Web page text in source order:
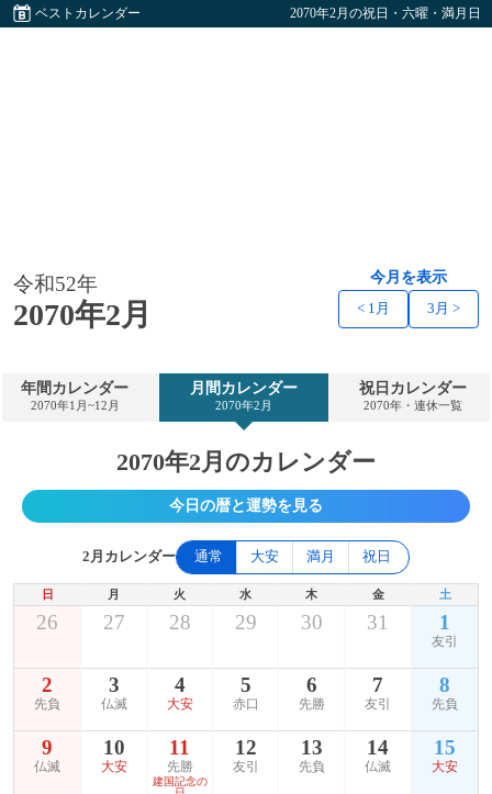
ベストカレンダー 2070年2月の祝日・六曜・満月日
令和52年
2070年2月
今月を表示
< 1月 3月 >
年間カレンダー
2070年1月~12月
月間カレンダー
2070年2月
祝日カレンダー
2070年・連休一覧
2070年2月のカレンダー
今日の暦と運勢を見る
2月カレンダー 通常 大安 満月 祝日
日 月 火 水 木 金 土
26 27 28 29 30 31 1
友引
2
先負
3
仏滅
4
大安
5
赤口
6
先勝
7
友引
8
先負
9
仏滅
10
大安
11
先勝
建国記念の
12
友引
13
先負
14
仏滅
15
大安